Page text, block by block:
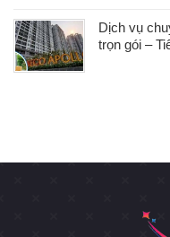
Dịch vụ
trọn gói –